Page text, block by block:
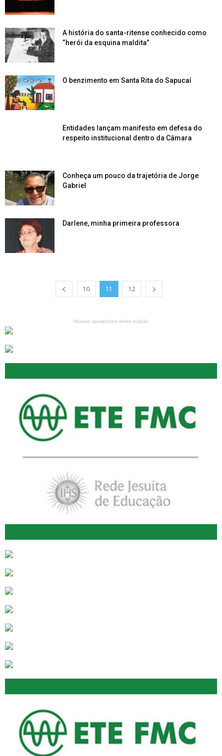
A história do santa-ritense conhecido como
“herói da esquina maldita”
O benzimento em Santa Rita do Sapucaí
Entidades lançam manifesto em defesa do
respeito institucional dentro da Câmara
Conheça um pouco da trajetória de Jorge
Gabriel
Darlene, minha primeira professora
10 11 12
Nossos apoiadores desta edição